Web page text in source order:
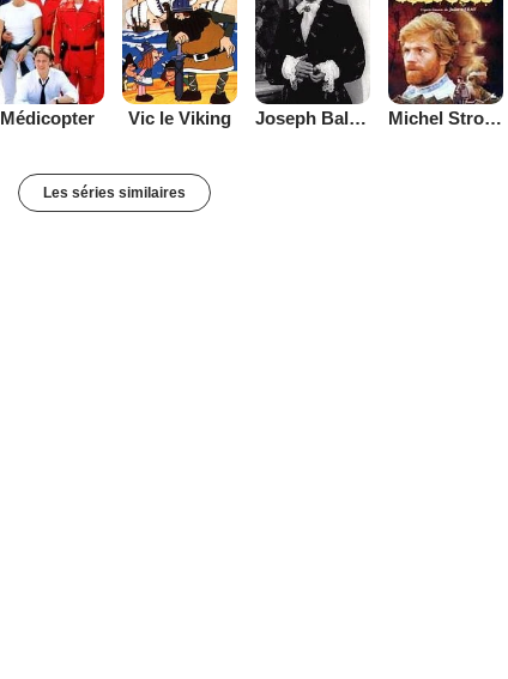
Médicopter Vic le Viking Joseph Balsamo Michel Strogoff
Les séries similaires